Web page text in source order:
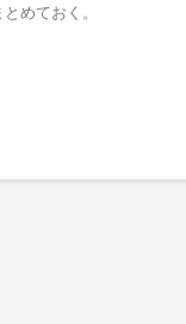
とめておく。